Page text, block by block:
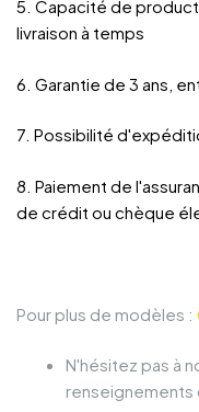
5. Capacité de
livraison à temps
6. Garantie de 3 ans,
7. Possibilité
8. Paiement de
de crédit ou chèque
Pour plus de modèles :
N'hésitez pas à
renseignements